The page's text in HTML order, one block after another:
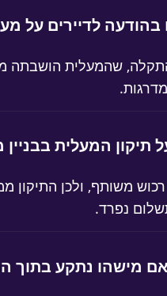
בהודעה לדיירים על
שהמעלית הושבתה
תיקון המעלית
משותף, ולכן
נפרד.
מישהו נתקע בתוך